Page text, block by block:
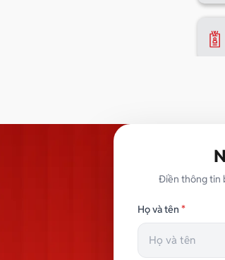
Điền thông tin
Họ và tên *